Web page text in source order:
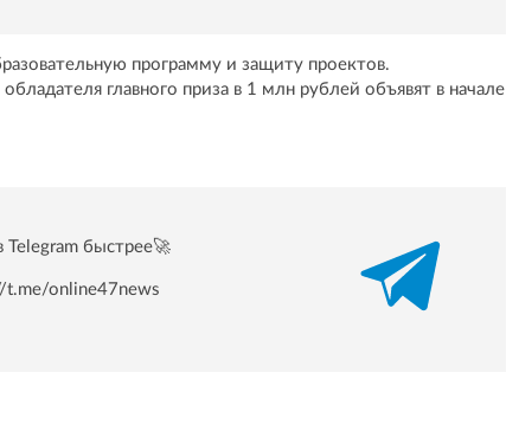
программу и защиту проектов.
главного приза в 1 млн рублей объявят в начале
быстрее🚀
t.me/online47news